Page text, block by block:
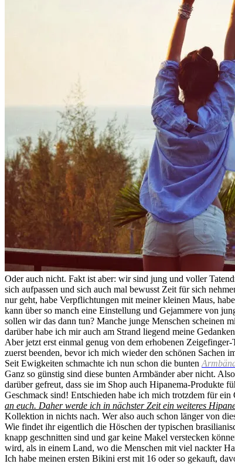
Oder auch nicht. Fakt ist aber: wir sind jung und voller
sich aufpassen und sich auch mal bewusst Zeit für sich
nur geht, habe Verpflichtungen mit meiner kleinen Maus,
kann über so manch eine Einstellung und Gejammere von
sollen wir das dann tun? Manche junge Menschen scheinen
darüber habe ich mir auch am Strand liegend meine
Aber jetzt erst einmal genug von dem erhobenen
zuerst beenden, bevor ich mich wieder den schönen Sachen
Seit Ewigkeiten schmachte ich nun schon die bunten
Ganz so günstig sind diese bunten Armbänder aber nicht.
darüber gefreut, dass sie im Shop auch Hipanema-Produkte
Geschmack sind! Entschieden habe ich mich trotzdem für
an euch. Daher werde ich in nächster Zeit ein weiteres
Kollektion in nichts nach. Wer also auch schon länger von
Wie findet ihr eigentlich die Höschen der typischen
knapp geschnitten sind und gar keine Makel verstecken
wird, als in einem Land, wo die Menschen mit viel nackter
Ich habe meinen ersten Bikini erst mit 16 oder so gekauft,